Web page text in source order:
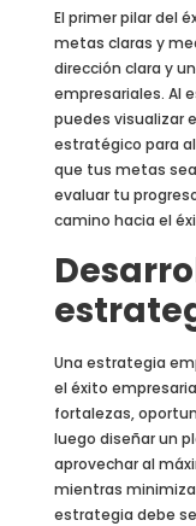
El primer pilar del
metas claras y
dirección clara y
empresariales. Al
puedes visualizar
estratégico para
que tus metas
evaluar tu
camino hacia el
Una estrategia
el éxito
fortalezas,
luego diseñar un
aprovechar al
mientras
estrategia debe